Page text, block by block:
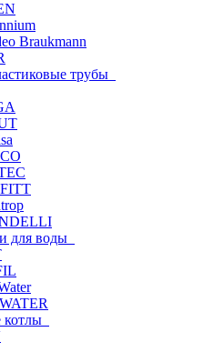
Braukmann
трубы
для воды
котлы